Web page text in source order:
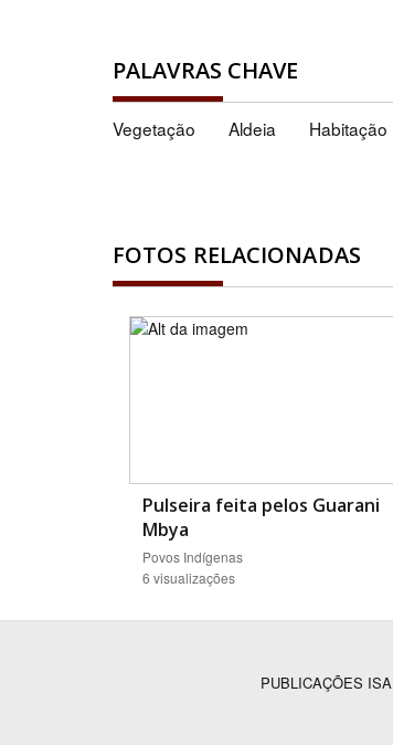
PALAVRAS CHAVE
Vegetação Aldeia Habitação
FOTOS RELACIONADAS
Pulseira feita pelos Guarani
Mbya
Povos Indígenas
6 visualizações
PUBLICAÇÕES ISA